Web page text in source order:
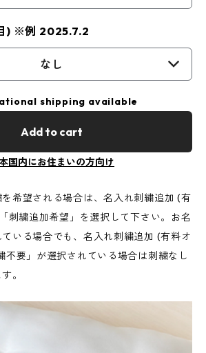
) ※例 2025.7.2
なし
shipping available
Add to cart
国内にお住まいの方向け
を希望される場合は、名入れ刺繍追加 (有
刺繍追加希望」を選択して下さい。お名
いる場合でも、名入れ刺繍追加 (有料オ
不要」が選択されている場合は刺繍なし
。